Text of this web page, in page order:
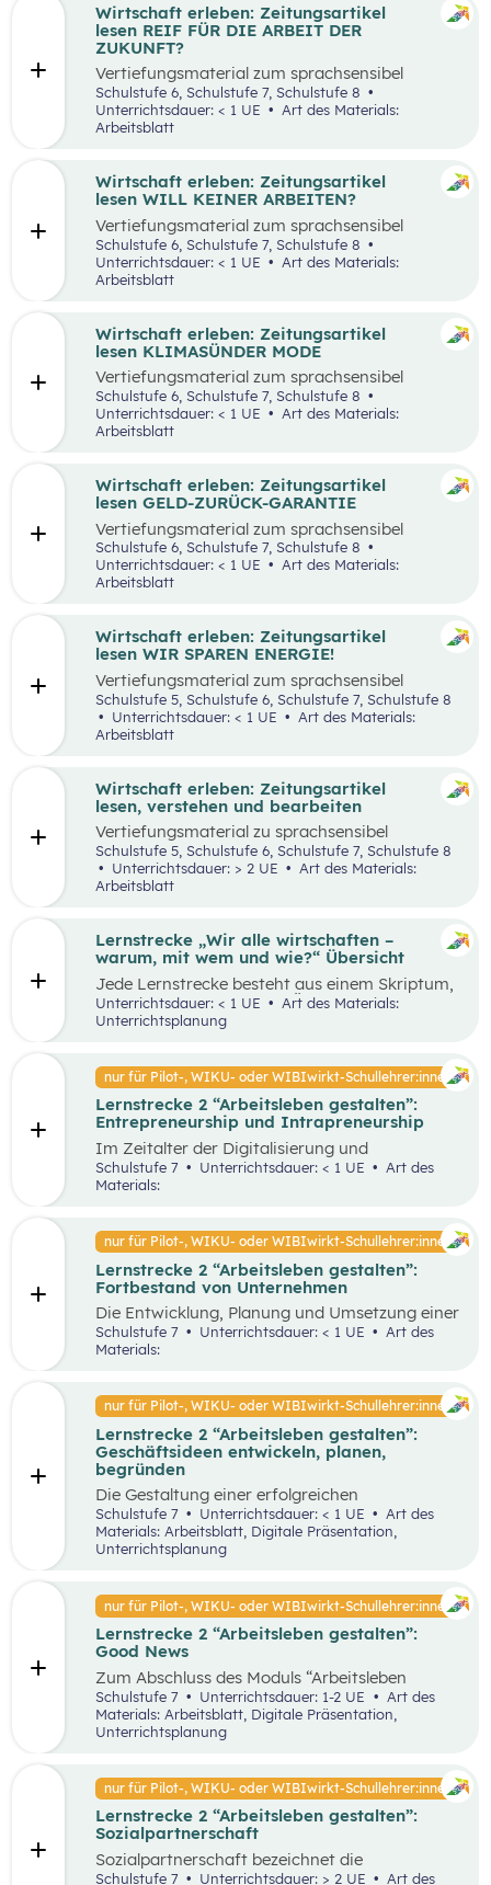
Wirtschaft erleben: Zeitungsartikel
lesen REIF FÜR DIE ARBEIT DER
ZUKUNFT?
Vertiefungsmaterial zum sprachsensibel
aufbereiteten Zeitungsartikel “Reif für die
Arbeit der Zukunft?”.
Schulstufe 6, Schulstufe 7, Schulstufe 8
Unterrichtsdauer: < 1 UE
Art des Materials:
Arbeitsblatt
Wirtschaft erleben: Zeitungsartikel
lesen WILL KEINER ARBEITEN?
Vertiefungsmaterial zum sprachsensibel
aufbereiteten Zeitungsartikel “Will keiner
arbeiten?”.
Schulstufe 6, Schulstufe 7, Schulstufe 8
Unterrichtsdauer: < 1 UE
Arbeitsblatt
Wirtschaft erleben: Zeitungsartikel
lesen KLIMASÜNDER MODE
Vertiefungsmaterial zum sprachsensibel
aufbereiteten Zeitungsartikel “Klimasünder
Mode”.
Schulstufe 6, Schulstufe 7, Schulstufe 8
Unterrichtsdauer: < 1 UE
Arbeitsblatt
Wirtschaft erleben: Zeitungsartikel
lesen GELD-ZURÜCK-GARANTIE
Vertiefungsmaterial zum sprachsensibel
aufbereiteten Zeitungsartikel “Reich werden
mit Geld-zurück-Garantie?”.
Schulstufe 6, Schulstufe 7, Schulstufe 8
Unterrichtsdauer: < 1 UE
Art des Materials:
Arbeitsblatt
Wirtschaft erleben: Zeitungsartikel
lesen WIR SPAREN ENERGIE!
Vertiefungsmaterial zum sprachsensibel
aufbereiteten Zeitungsartikel “Wir sparen
Energie”.
Schulstufe 5, Schulstufe 6, Schulstufe 7, Schulstufe 8
Unterrichtsdauer: < 1 UE
Arbeitsblatt
Wirtschaft erleben: Zeitungsartikel
lesen, verstehen und bearbeiten
Vertiefungsmaterial zu sprachsensibel
aufbereiteten Zeitungsartikeln.
Schulstufe 5, Schulstufe 6, Schulstufe 7, Schulstufe 8
Unterrichtsdauer: > 2 UE
Art des Materials:
Arbeitsblatt
Lernstrecke „Wir alle wirtschaften –
warum, mit wem und wie?“ Übersicht
Jede Lernstrecke besteht aus einem Skriptum,
welches dazu dient einen Überblick über die
jeweilige Lernstrecke zu erhalten. Mit
dem eigenen Unterrichtsgegenstand
Wissen und entwickeln Fähigkeiten,
Einstellungen und Verhaltensbereitschaften, die
sie in ökonomisch geprägten Lebenssituationen
benötigen. Diese sollen ihnen dabei helfen,
ökonomische Herausforderungen, Aufgaben
und Problemstellungen erkennen, analysieren,
beurteilen und erfolgreich bewältigen zu
können.
Unterrichtsdauer: < 1 UE
Unterrichtsplanung
nur für Pilot-, WIKU- oder WIBIwirkt-Schullehrer:innen
Lernstrecke 2 “Arbeitsleben gestalten”:
Entrepreneurship und Intrapreneurship
Im Zeitalter der Digitalisierung und
Globalisierung sowie der dynamischen
Wirtschaft ist es von großer Bedeutung,
organisatorischer Ebene. Um als Unternehmen
am Markt überleben und erfolgreich zu sein,
benötigt es Entrepreneur:innen und
Intrapreneur:innen, die über bestimmte
Eigenschaften verfügen. Diese spielen eine
große Rolle in unserer Gesellschaft, indem sie
Arbeitsplätze schaffen, Innovationen
voranbringen und das wirtschaftliche
widmet sich insbesondere den Eigenschaften
von Entrepreneur:innen und
Intrapreneur:innen.
Schulstufe 7 Unterrichtsdauer: < 1 UE
Materials:
nur für Pilot-, WIKU- oder WIBIwirkt-Schullehrer:innen
Lernstrecke 2 “Arbeitsleben gestalten”:
Fortbestand von Unternehmen
Die Entwicklung, Planung und Umsetzung einer
guten Geschäftsidee ist lediglich der Anfang
eines erfolgreichen Unternehmens. Die
Faktoren ab. Demzufolge wird in diesem
Unterrichtsszenario auf entscheidende
Kriterien für das langfristige Bestehen von
Unternehmen näher eingegangen.
Schulstufe 7 Unterrichtsdauer: < 1 UE
Materials:
nur für Pilot-, WIKU- oder WIBIwirkt-Schullehrer:innen
Lernstrecke 2 “Arbeitsleben gestalten”:
Geschäftsideen entwickeln, planen,
begründen
Die Gestaltung einer erfolgreichen
Geschäftsidee ist der erste Schritt in die
Selbstständigkeit und die Basis für ein
erfolgreiches Unternehmen. In diesem
erfolgreiches Unternehmen analysiert. Des
Weiteren wird auf die Motive für die Gründung
von Unternehmen näher eingegangen.
Schulstufe 7 Unterrichtsdauer: < 1 UE
Art des
Materials: Arbeitsblatt, Digitale Präsentation,
Unterrichtsplanung
nur für Pilot-, WIKU- oder WIBIwirkt-Schullehrer:innen
Lernstrecke 2 “Arbeitsleben gestalten”:
Good News
Zum Abschluss des Moduls “Arbeitsleben
gestalten” ist es wichtig, dass die Schüler:innen
sich mit positiven Nachrichten und Beispielen
auseinandersetzen, um nicht von den
Herausforderungen der Arbeitswelt überwältigt
sollen die Schüler:innen nochmals den Bereich
Entrepreneurship anhand einer sehr
erfolgreichen Unternehmensgründung (Zotter)
erarbeiten. Dies soll dabei helfen, dass komplexe
Thema für die Schüler:innen stärker zu
vertiefen.
Schulstufe 7 Unterrichtsdauer: 1-2 UE
Materials: Arbeitsblatt, Digitale Präsentation,
Unterrichtsplanung
nur für Pilot-, WIKU- oder WIBIwirkt-Schullehrer:innen
Lernstrecke 2 “Arbeitsleben gestalten”:
Sozialpartnerschaft
Sozialpartnerschaft bezeichnet die
Zusammenarbeit zwischen Arbeitgeber:innen
Schulstufe 7 Unterrichtsdauer: > 2 UE